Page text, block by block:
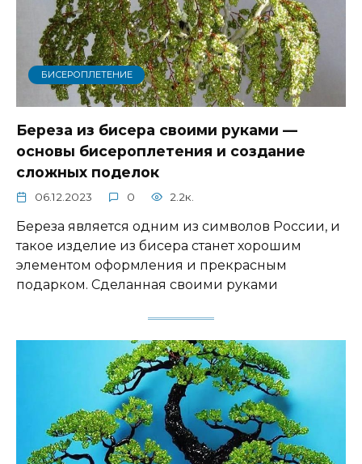
БИСЕРОПЛЕТЕНИЕ
Береза из бисера своими руками —
основы бисероплетения и создание
сложных поделок
06.12.2023 0 2.2к.
Береза является одним из символов России, и
такое изделие из бисера станет хорошим
элементом оформления и прекрасным
подарком. Сделанная своими руками